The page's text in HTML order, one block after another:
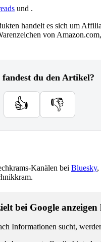
und .
handelt es sich um
von
fandest du den Artikel?
👍 👎
Kanälen bei Bluesky,
bei Google anzeigen
Informationen sucht,